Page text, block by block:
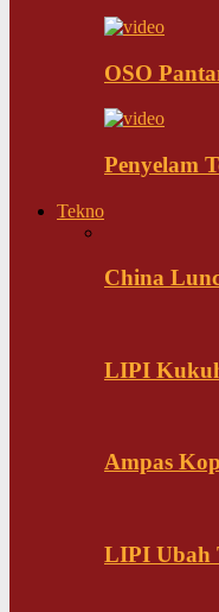
OSO
Penyelam
Tekno
China
LIPI
Ampas
LIPI Ubah